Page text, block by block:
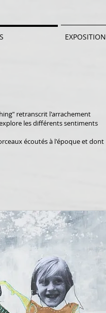
EXPOSITION
retranscrit l'arrachement
les différents sentiments
écoutés à l'époque et dont